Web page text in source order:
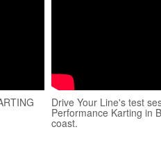
Drive Your Line's test
Performance Karting in
coast.